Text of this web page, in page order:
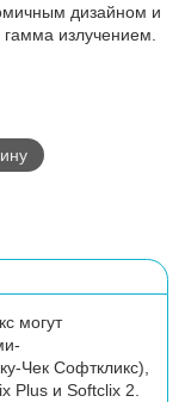
дизайном и
излучением.
могут
Чек Софткликс),
Plus и Softclix 2.